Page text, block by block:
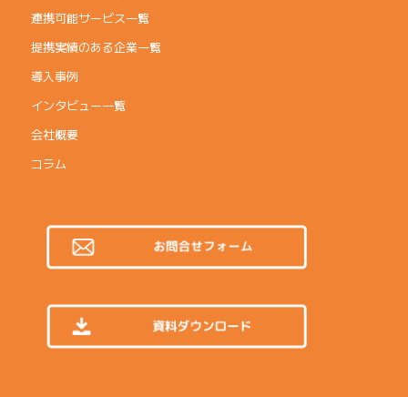
連携可能サービス一覧
提携実績のある企業一覧
導入事例
インタビュー一覧
会社概要
コラム